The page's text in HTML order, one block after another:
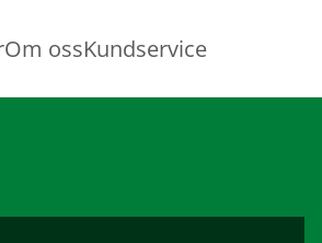
Om ossKundservice